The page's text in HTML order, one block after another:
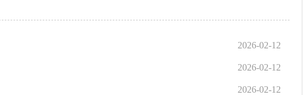
2026-02-12
2026-02-12
2026-02-12